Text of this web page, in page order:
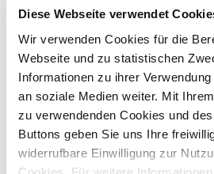
Diese Webseite verwendet
Wir verwenden Cookies für die
Webseite und zu statistischen
Informationen zu ihrer
an soziale Medien weiter. Mit
zu verwendenden Cookies und
Buttons geben Sie uns Ihre
widerrufbare Einwilligung zur
Arzt-Patienten-Verhältnisses. Doch
wiegt für…
Seite 14